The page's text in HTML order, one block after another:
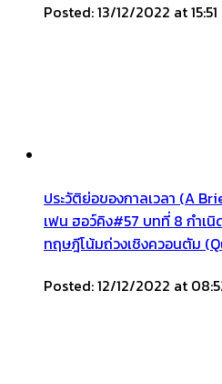
Posted: 13/12/2022 at 15:51
ประวัติย่อของกาลเวลา (A
เฟน ฮอว์คิง#57 บทที่ 8 กำเนิ
ทฤษฎีโน้มถ่วงเชิงควอนตัม
Posted: 12/12/2022 at